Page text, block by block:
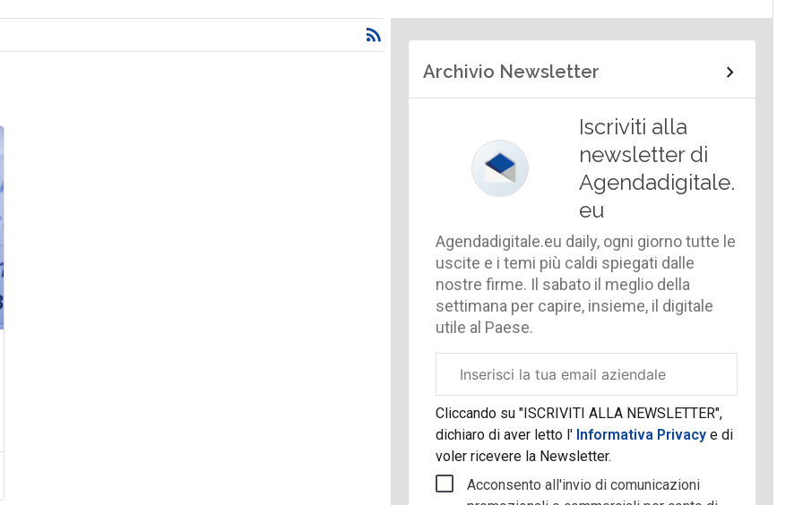
Archivio Newsletter
Iscriviti alla
newsletter di
Agendadigitale.
eu
Agendadigitale.eu daily, ogni giorno tutte le
uscite e i temi più caldi spiegati dalle
nostre firme. Il sabato il meglio della
settimana per capire, insieme, il digitale
utile al Paese.
aziendale
Cliccando su "ISCRIVITI ALLA NEWSLETTER",
dichiaro di aver letto l' Informativa Privacye di
voler ricevere la Newsletter.
Acconsento all'invio di comunicazioni